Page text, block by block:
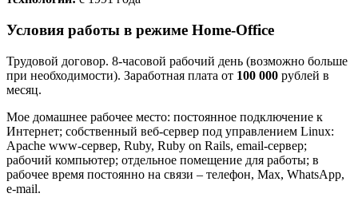
Условия работы в режиме Home-Office
Трудовой договор. 8-часовой рабочий день (возможно больше
при необходимости). Заработная плата от 100 000 рублей в
месяц.
Мое домашнее рабочее место: постоянное подключение к
Интернет; собственный веб-сервер под управлением Linux:
Apache www-сервер, Ruby, Ruby on Rails, email-сервер;
рабочий компьютер; отдельное помещение для работы; в
рабочее время постоянно на связи – телефон, Max, WhatsApp,
e-mail.